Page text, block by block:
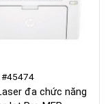
#45474
đa chức năng